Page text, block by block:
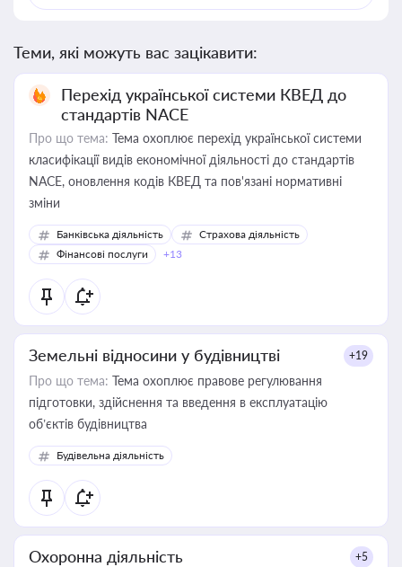
Теми, які можуть вас зацікавити:
Перехід української системи КВЕД до
стандартів NACE
Про що тема: Тема охоплює перехід української системи
класифікації видів економічної діяльності до стандартів
NACE, оновлення кодів КВЕД та пов'язані нормативні
зміни
Банківська діяльність
Страхова діяльність
Фінансові послуги
+13
Земельні відносини у будівництві +19
Про що тема: Тема охоплює правове регулювання
підготовки, здійснення та введення в експлуатацію
об’єктів будівництва
Будівельна діяльність
Охоронна діяльність +5